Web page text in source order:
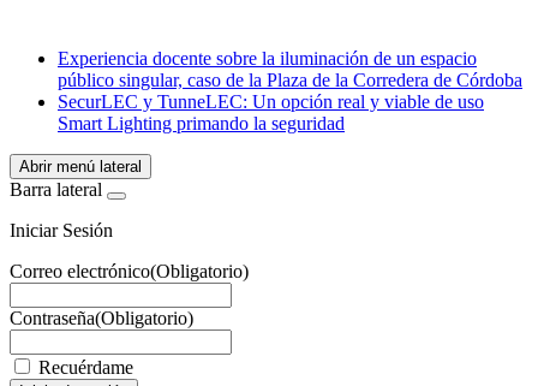
WhatsApp
Experiencia docente sobre la iluminación de un espacio
público singular, caso de la Plaza de la Corredera de Córdoba
SecurLEC y TunneLEC: Un opción real y viable de uso
Smart Lighting primando la seguridad
Abrir menú lateral
Barra lateral
Iniciar Sesión
Correo electrónico(Obligatorio)
Contraseña(Obligatorio)
Recuérdame